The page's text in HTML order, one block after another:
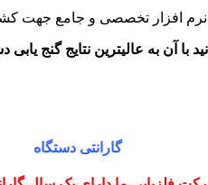
نرم افزار تخصصی و جامع جهت
با آن به عالیترین نتایج گنج یابی
گارانتی دستگاه